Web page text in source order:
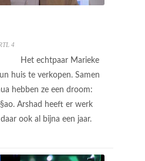
4
Het echtpaar Marieke
huis te verkopen. Samen
hebben ze een droom:
Arshad heeft er werk
ook al bijna een jaar.